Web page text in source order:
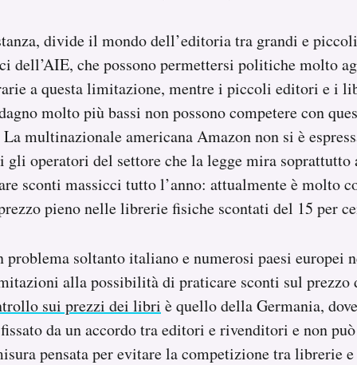
divide il mondo dell’editoria tra grandi e
dell’AIE, che possono permettersi politiche molto
a questa limitazione, mentre i piccoli editori e i
molto più bassi non possono competere con
multinazionale americana Amazon non si è
gli operatori del settore che la legge mira
sconti massicci tutto l’anno: attualmente è molto
pieno nelle librerie fisiche scontati del 15 per
soltanto italiano e numerosi paesi europei
alla possibilità di praticare sconti sul prezzo
sui prezzi dei libri è quello della Germania,
da un accordo tra editori e rivenditori e non può
pensata per evitare la competizione tra librerie